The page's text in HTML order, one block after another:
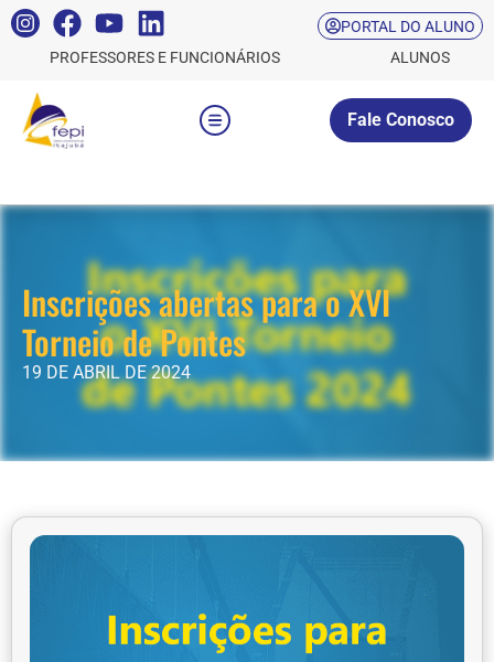
PORTAL DO ALUNO
PROFESSORES E FUNCIONÁRIOS
ALUNOS
Fale Conosco
Inscrições abertas para o XVI
Torneio de Pontes
19 DE ABRIL DE 2024